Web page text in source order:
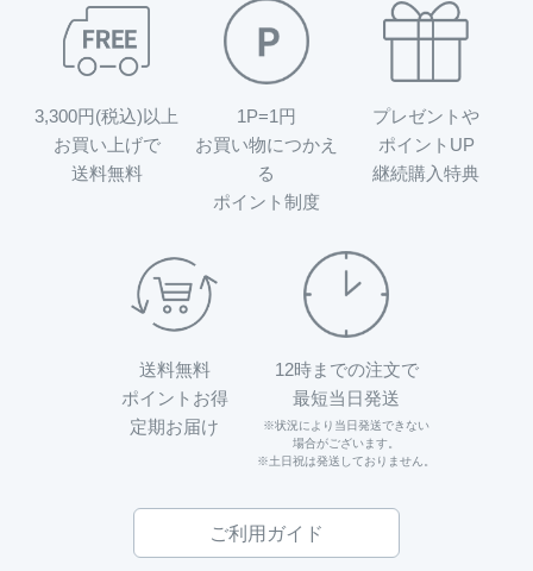
3,300円(税込)以上
お買い上げで
送料無料
1P=1円
お買い物につかえ
る
ポイント制度
プレゼントや
ポイントUP
継続購入特典
送料無料
ポイントお得
定期お届け
12時までの注文で
最短当日発送
※状況により当日発送できない
場合がございます。
※土日祝は発送しておりません。
ご利用ガイド